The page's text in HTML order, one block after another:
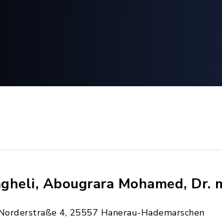
Abougrara Mohamed, Dr.
4, 25557 Hanerau-Hademarschen